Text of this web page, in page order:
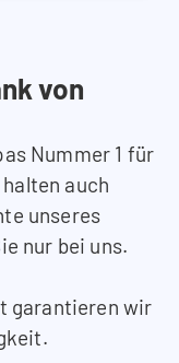
von
Nummer 1 für
auch
unseres
nur bei uns.
garantieren wir